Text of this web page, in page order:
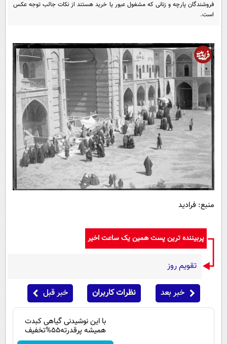
سرگرمی
گوناگون
حوادث
محیط زیست
سلامت
فرهنگی
بین الملل
اجتماعی
حیات وحش
سیاست خارجی
پیامک
دانلود
فروشندگان پارچه و زنانی که مشغول عبور یا خرید هستند از نکات جالب توجه عکس
است.
منبع: فرادید
پربیننده ترین پست همین یک ساعت اخیر
تقویم روز
خبر بعد نظرات کاربران خبر قبل
با این نوشیدنی گیاهی کبدت
همیشه پرقدرته55%تخفیف